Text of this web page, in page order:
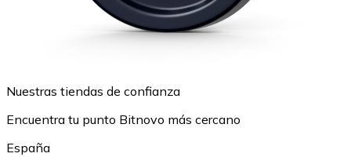
Nuestras tiendas de confianza
Encuentra tu punto Bitnovo más cercano
España